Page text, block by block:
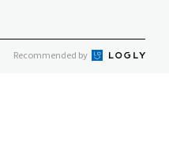
Recommended by